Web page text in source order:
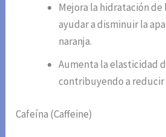
Mejora la hidratación
ayudar a disminuir la
naranja.
Aumenta la elasticidad
contribuyendo a
Cafeína (Caffeine)